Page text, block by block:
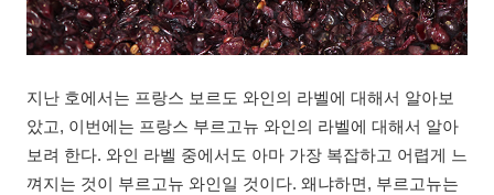
지난 호에서는 프랑스 보르도 와인의 라벨에 대해서 알아보
았고, 이번에는 프랑스 부르고뉴 와인의 라벨에 대해서 알아
보려 한다. 와인 라벨 중에서도 아마 가장 복잡하고 어렵게 느
껴지는 것이 부르고뉴 와인일 것이다. 왜냐하면, 부르고뉴는